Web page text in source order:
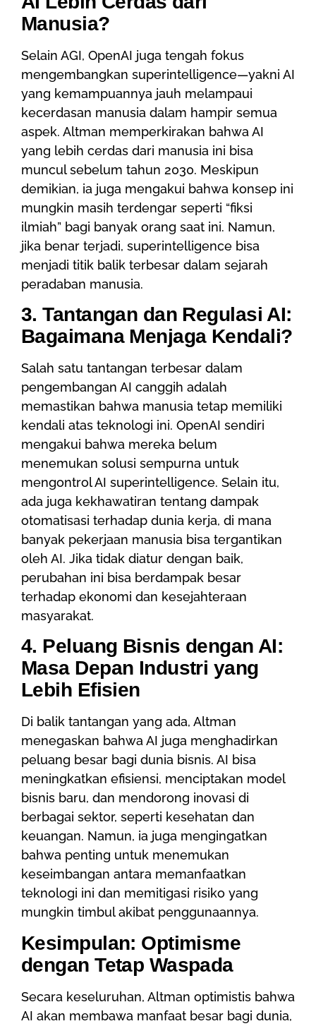
Manusia?
Selain AGI, OpenAI juga tengah fokus
mengembangkan superintelligence—yakni AI
yang kemampuannya jauh melampaui
kecerdasan manusia dalam hampir semua
aspek. Altman memperkirakan bahwa AI
yang lebih cerdas dari manusia ini bisa
muncul sebelum tahun 2030. Meskipun
demikian, ia juga mengakui bahwa konsep ini
mungkin masih terdengar seperti “fiksi
ilmiah” bagi banyak orang saat ini. Namun,
jika benar terjadi, superintelligence bisa
menjadi titik balik terbesar dalam sejarah
peradaban manusia.
3. Tantangan dan Regulasi AI:
Bagaimana Menjaga Kendali?
Salah satu tantangan terbesar dalam
pengembangan AI canggih adalah
memastikan bahwa manusia tetap memiliki
kendali atas teknologi ini. OpenAI sendiri
mengakui bahwa mereka belum
menemukan solusi sempurna untuk
mengontrol AI superintelligence. Selain itu,
ada juga kekhawatiran tentang dampak
otomatisasi terhadap dunia kerja, di mana
banyak pekerjaan manusia bisa tergantikan
oleh AI. Jika tidak diatur dengan baik,
perubahan ini bisa berdampak besar
terhadap ekonomi dan kesejahteraan
masyarakat.
4. Peluang Bisnis dengan AI:
Masa Depan Industri yang
Lebih Efisien
Di balik tantangan yang ada, Altman
menegaskan bahwa AI juga menghadirkan
peluang besar bagi dunia bisnis. AI bisa
meningkatkan efisiensi, menciptakan model
bisnis baru, dan mendorong inovasi di
berbagai sektor, seperti kesehatan dan
keuangan. Namun, ia juga mengingatkan
bahwa penting untuk menemukan
keseimbangan antara memanfaatkan
teknologi ini dan memitigasi risiko yang
mungkin timbul akibat penggunaannya.
Kesimpulan: Optimisme
dengan Tetap Waspada
Secara keseluruhan, Altman optimistis bahwa
AI akan membawa manfaat besar bagi dunia,